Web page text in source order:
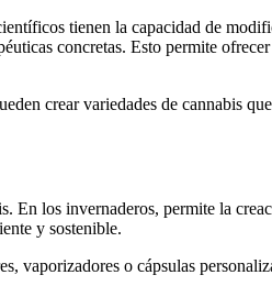
tienen la capacidad de
concretas. Esto permite
crear variedades de cannabis
En los invernaderos, permite la
y sostenible.
vaporizadores o cápsulas